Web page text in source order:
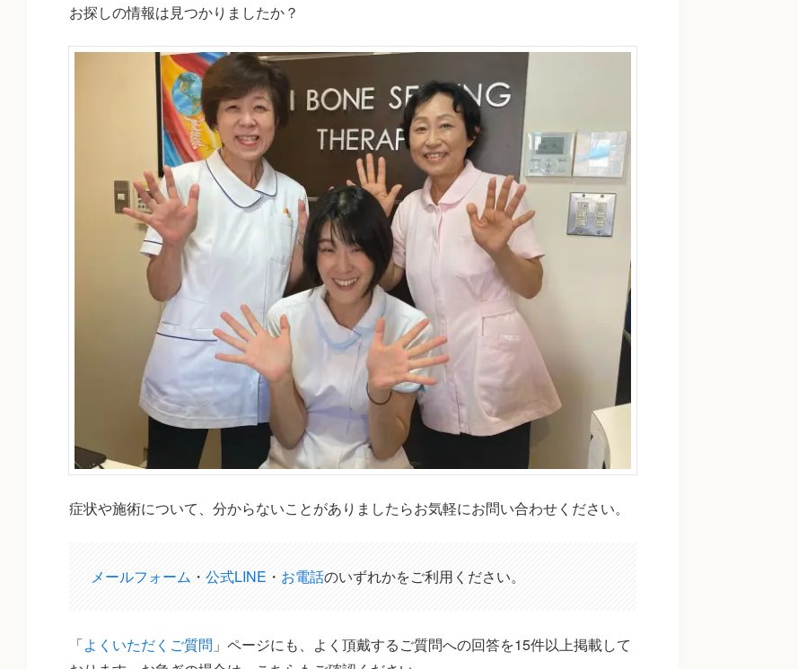
お探しの情報は見つかりましたか？
症状や施術について、分からないことがありましたらお気軽にお問い合わせください。
メールフォーム ・ 公式LINE ・ お電話のいずれかをご利用ください。
「よくいただくご質問 」ページにも、よく頂戴するご質問への回答を15件以上掲載して